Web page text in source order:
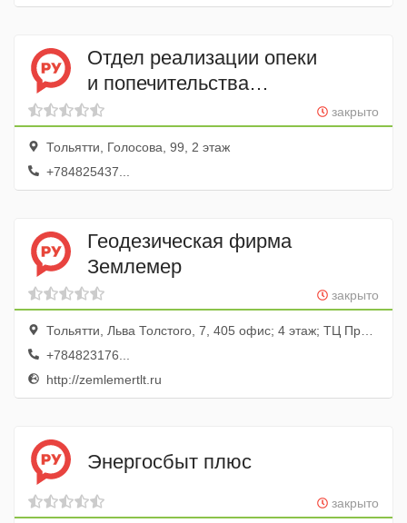
Отдел реализации опеки
и попечительства
над совершеннолетними
лицами, Департамент
по вопросам семьи, опеки
и попечительства
закрыто
Тольятти, Голосова, 99, 2 этаж
+784825437...
Геодезическая фирма
Землемер
закрыто
Тольятти, Льва Толстого, 7, 405 офис; 4 этаж; ТЦ Призма
+784823176...
http://zemlemertlt.ru
Энергосбыт плюс
закрыто